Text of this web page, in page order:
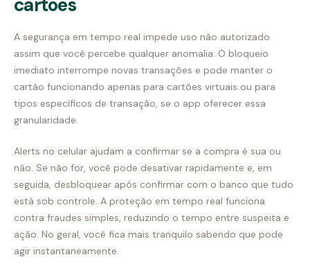
cartões
A segurança em tempo real impede uso não autorizado
assim que você percebe qualquer anomalia. O bloqueio
imediato interrompe novas transações e pode manter o
cartão funcionando apenas para cartões virtuais ou para
tipos específicos de transação, se o app oferecer essa
granularidade.
Alerts no celular ajudam a confirmar se a compra é sua ou
não. Se não for, você pode desativar rapidamente e, em
seguida, desbloquear após confirmar com o banco que tudo
está sob controle. A proteção em tempo real funciona
contra fraudes simples, reduzindo o tempo entre suspeita e
ação. No geral, você fica mais tranquilo sabendo que pode
agir instantaneamente.